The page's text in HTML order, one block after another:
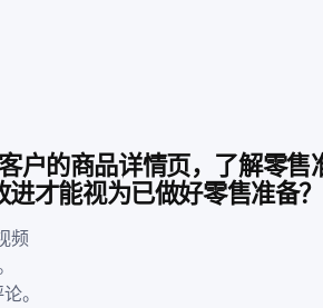
户的商品详情页，了解零售
才能视为已做好零售准备？
频
。